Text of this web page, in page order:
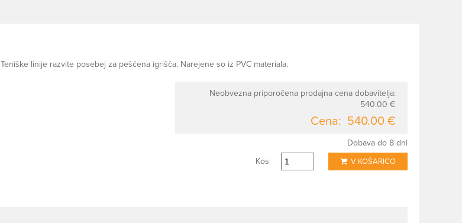
Teniške linije razvite posebej za peščena igrišča. Narejene so iz PVC materiala.
Neobvezna priporočena prodajna cena dobavitelja:
540.00 €
Cena: 540.00 €
Dobava do 8 dni
Kos
V KOŠARICO